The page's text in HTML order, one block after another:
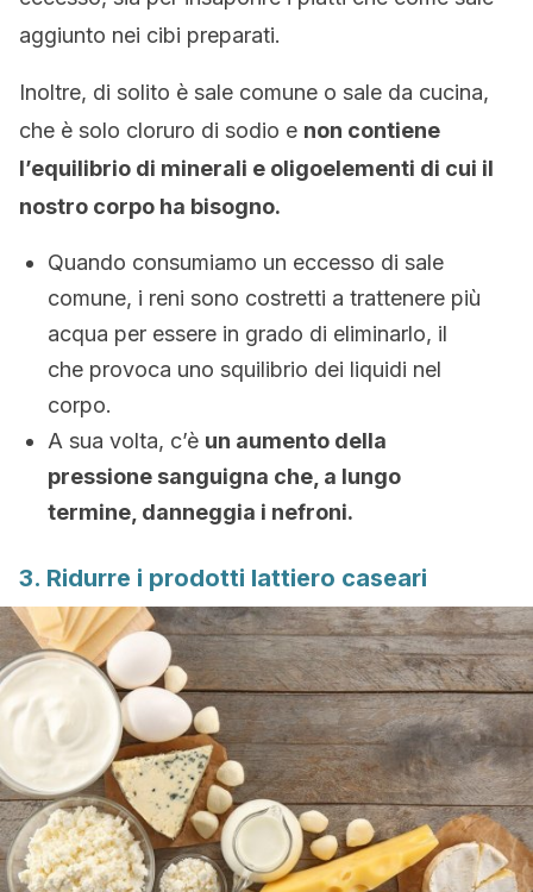
aggiunto nei cibi preparati.
Inoltre, di solito è sale comune o sale da cucina,
che è solo cloruro di sodio e non contiene
l’equilibrio di minerali e oligoelementi di cui il
nostro corpo ha bisogno.
Quando consumiamo un eccesso di sale
comune, i reni sono costretti a trattenere più
acqua per essere in grado di eliminarlo, il
che provoca uno squilibrio dei liquidi nel
corpo.
A sua volta, c’è un aumento della
pressione sanguigna che, a lungo
termine, danneggia i nefroni.
3. Ridurre i prodotti lattiero caseari